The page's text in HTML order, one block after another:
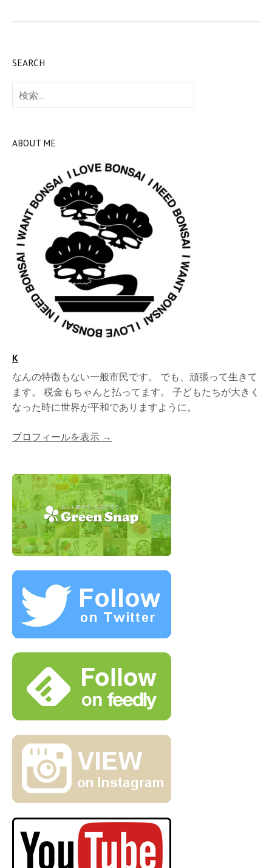
SEARCH
検
索:
ABOUT ME
K
なんの特徴もない一般市民です。 でも、頑張って生きて
ます。 税金もちゃんと払ってます。 子どもたちが大きく
なった時に世界が平和でありますように。
プロフィールを表示 →